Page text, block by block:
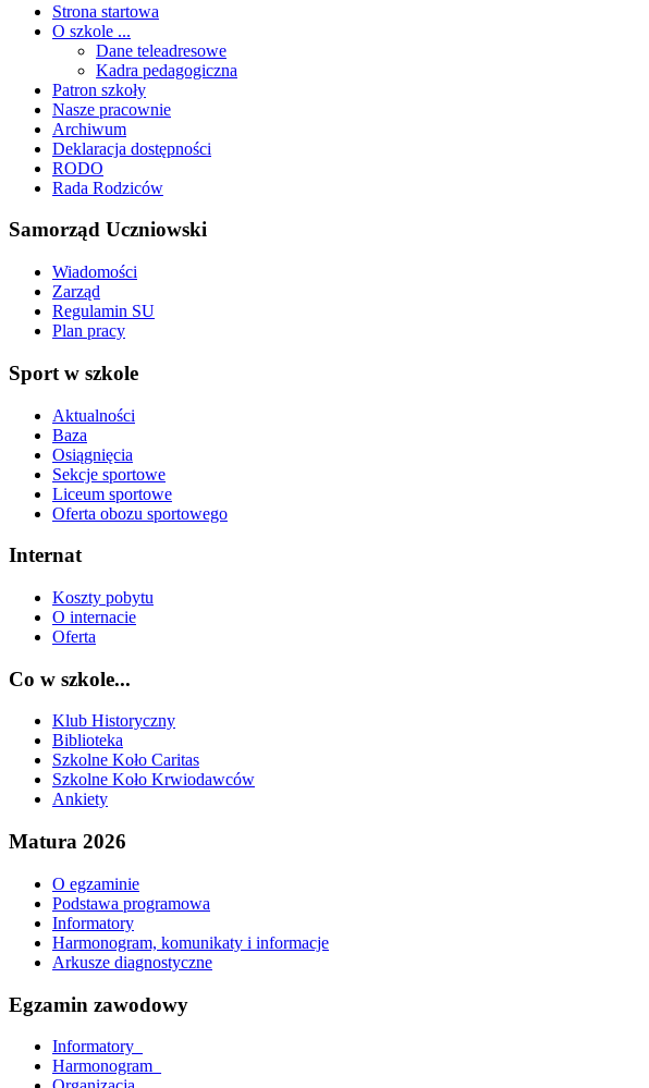
Strona startowa
O szkole ...
Dane teleadresowe
Kadra pedagogiczna
Patron szkoły
Nasze pracownie
Archiwum
Deklaracja dostępności
RODO
Rada Rodziców
Samorząd Uczniowski
Wiadomości
Zarząd
Regulamin SU
Plan pracy
Sport w szkole
Aktualności
Baza
Osiągnięcia
Sekcje sportowe
Liceum sportowe
Oferta obozu sportowego
Internat
Koszty pobytu
O internacie
Oferta
Co w szkole...
Klub Historyczny
Biblioteka
Szkolne Koło Caritas
Szkolne Koło Krwiodawców
Ankiety
Matura 2026
O egzaminie
Podstawa programowa
Informatory
Harmonogram, komunikaty i informacje
Arkusze diagnostyczne
Egzamin zawodowy
Informatory_
Harmonogram_